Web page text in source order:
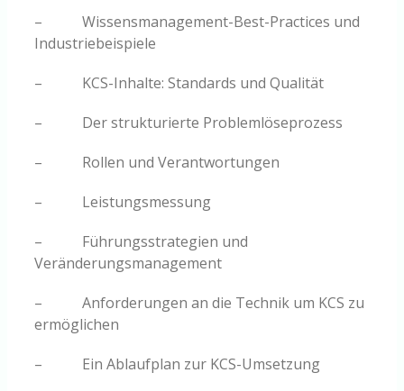
– Wissensmanagement-Best-Practices und
Industriebeispiele
– KCS-Inhalte: Standards und Qualität
– Der strukturierte Problemlöseprozess
– Rollen und Verantwortungen
– Leistungsmessung
– Führungsstrategien und
Veränderungsmanagement
– Anforderungen an die Technik um KCS zu
ermöglichen
– Ein Ablaufplan zur KCS-Umsetzung